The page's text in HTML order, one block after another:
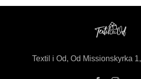
Textil i Od, Od Missionskyrka